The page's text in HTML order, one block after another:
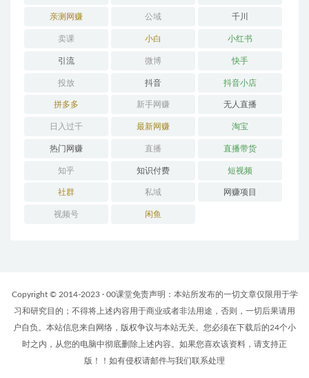
亲测网赚 公域 千川
卖课 小白 小红书
引流 微博 快手
投放 抖音 抖音小店
拼多多 新手网赚 无人直播
日入过千 最新网赚 淘宝
热门网赚 直播 直播带货
知乎 知识付费 短视频
社群 私域 网赚项目
视频号 闲鱼
Copyright © 2014-2023 · 00课堂免责声明：本站所发布的一切文章仅限用于学
习和研究目的；不得将上述内容用于商业或者非法用途，否则，一切后果请用
户自负。本站信息来自网络，版权争议与本站无关。您必须在下载后的24个小
时之内，从您的电脑中彻底删除上述内容。如果您喜欢该资料，请支持正
版！！如有侵权请邮件与我们联系处理